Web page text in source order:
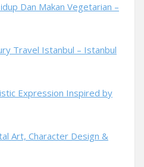
Dan Makan Vegetarian –
Travel Istanbul – Istanbul
Expression Inspired by
Art, Character Design &